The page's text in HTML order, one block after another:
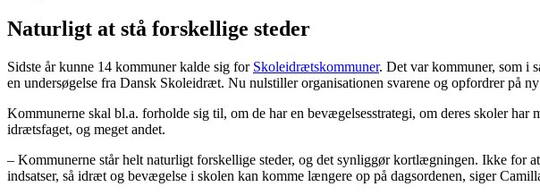
Naturligt at stå forskellige steder
Sidste år kunne 14 kommuner kalde sig for Skoleidrætskommuner. Det var kommuner, som i
en undersøgelse fra Dansk Skoleidræt. Nu nulstiller organisationen svarene og opfordrer på
Kommunerne skal bl.a. forholde sig til, om de har en bevægelsesstrategi, om deres skoler
idrætsfaget, og meget andet.
– Kommunerne står helt naturligt forskellige steder, og det synliggør kortlægningen. Ikke for
indsatser, så idræt og bevægelse i skolen kan komme længere op på dagsordenen, siger